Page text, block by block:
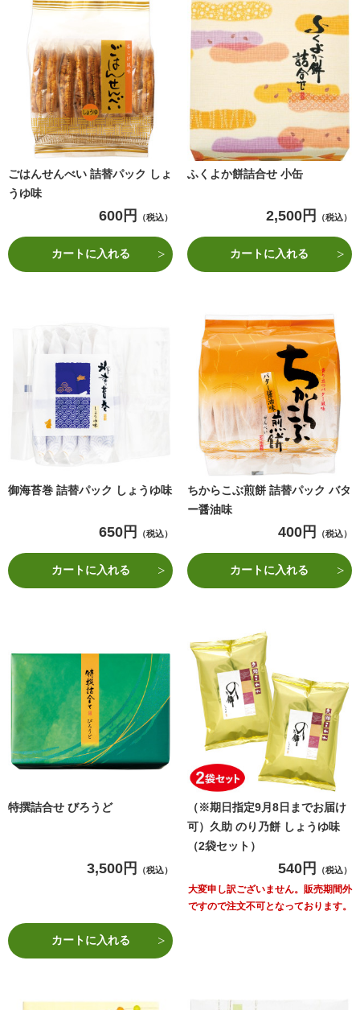
ごはんせんべい 詰替パック しょ
うゆ味
600円 （税込）
カートに入れる
ふくよか餅詰合せ 小缶
2,500円 （税込）
カートに入れる
御海苔巻 詰替パック しょうゆ味
650円 （税込）
カートに入れる
ちからこぶ煎餅 詰替パック バタ
ー醤油味
400円 （税込）
カートに入れる
特撰詰合せ びろうど
3,500円 （税込）
カートに入れる
（※期日指定9月8日までお届け
可）久助 のり乃餅 しょうゆ味
（2袋セット）
540円 （税込）
大変申し訳ございません。販売期間外
ですので注文不可となっております。